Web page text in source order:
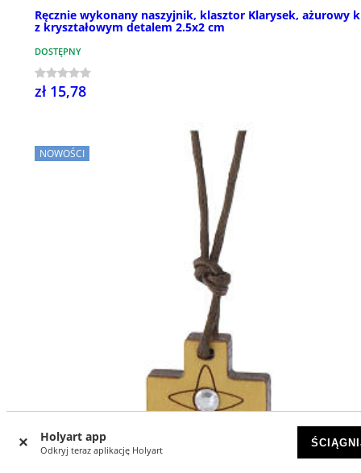
Holyart app
Odkryj teraz aplikację Holyart
Ręcznie wykonany naszyjnik, klasztor Klarysek, ażurowy
z kryształowym detalem 2.5x2 cm
DOSTĘPNY
zł 15,78
NOWOŚCI